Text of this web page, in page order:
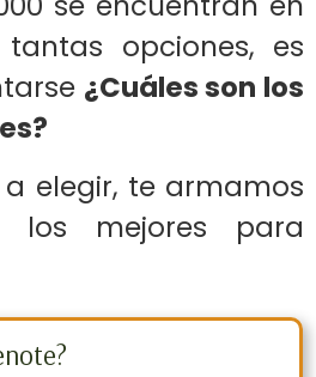
opciones, es
¿Cuáles son los
elegir, te armamos
mejores para